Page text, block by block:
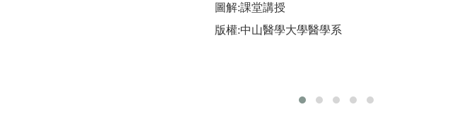
圖解:課堂講授
版權:中山醫學大學醫學系